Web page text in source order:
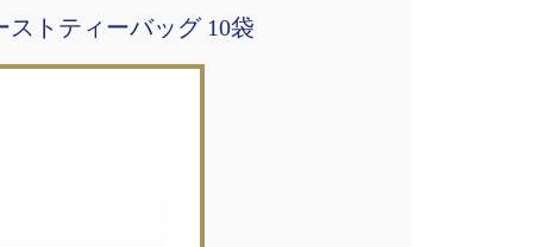
トティーバッグ 10袋